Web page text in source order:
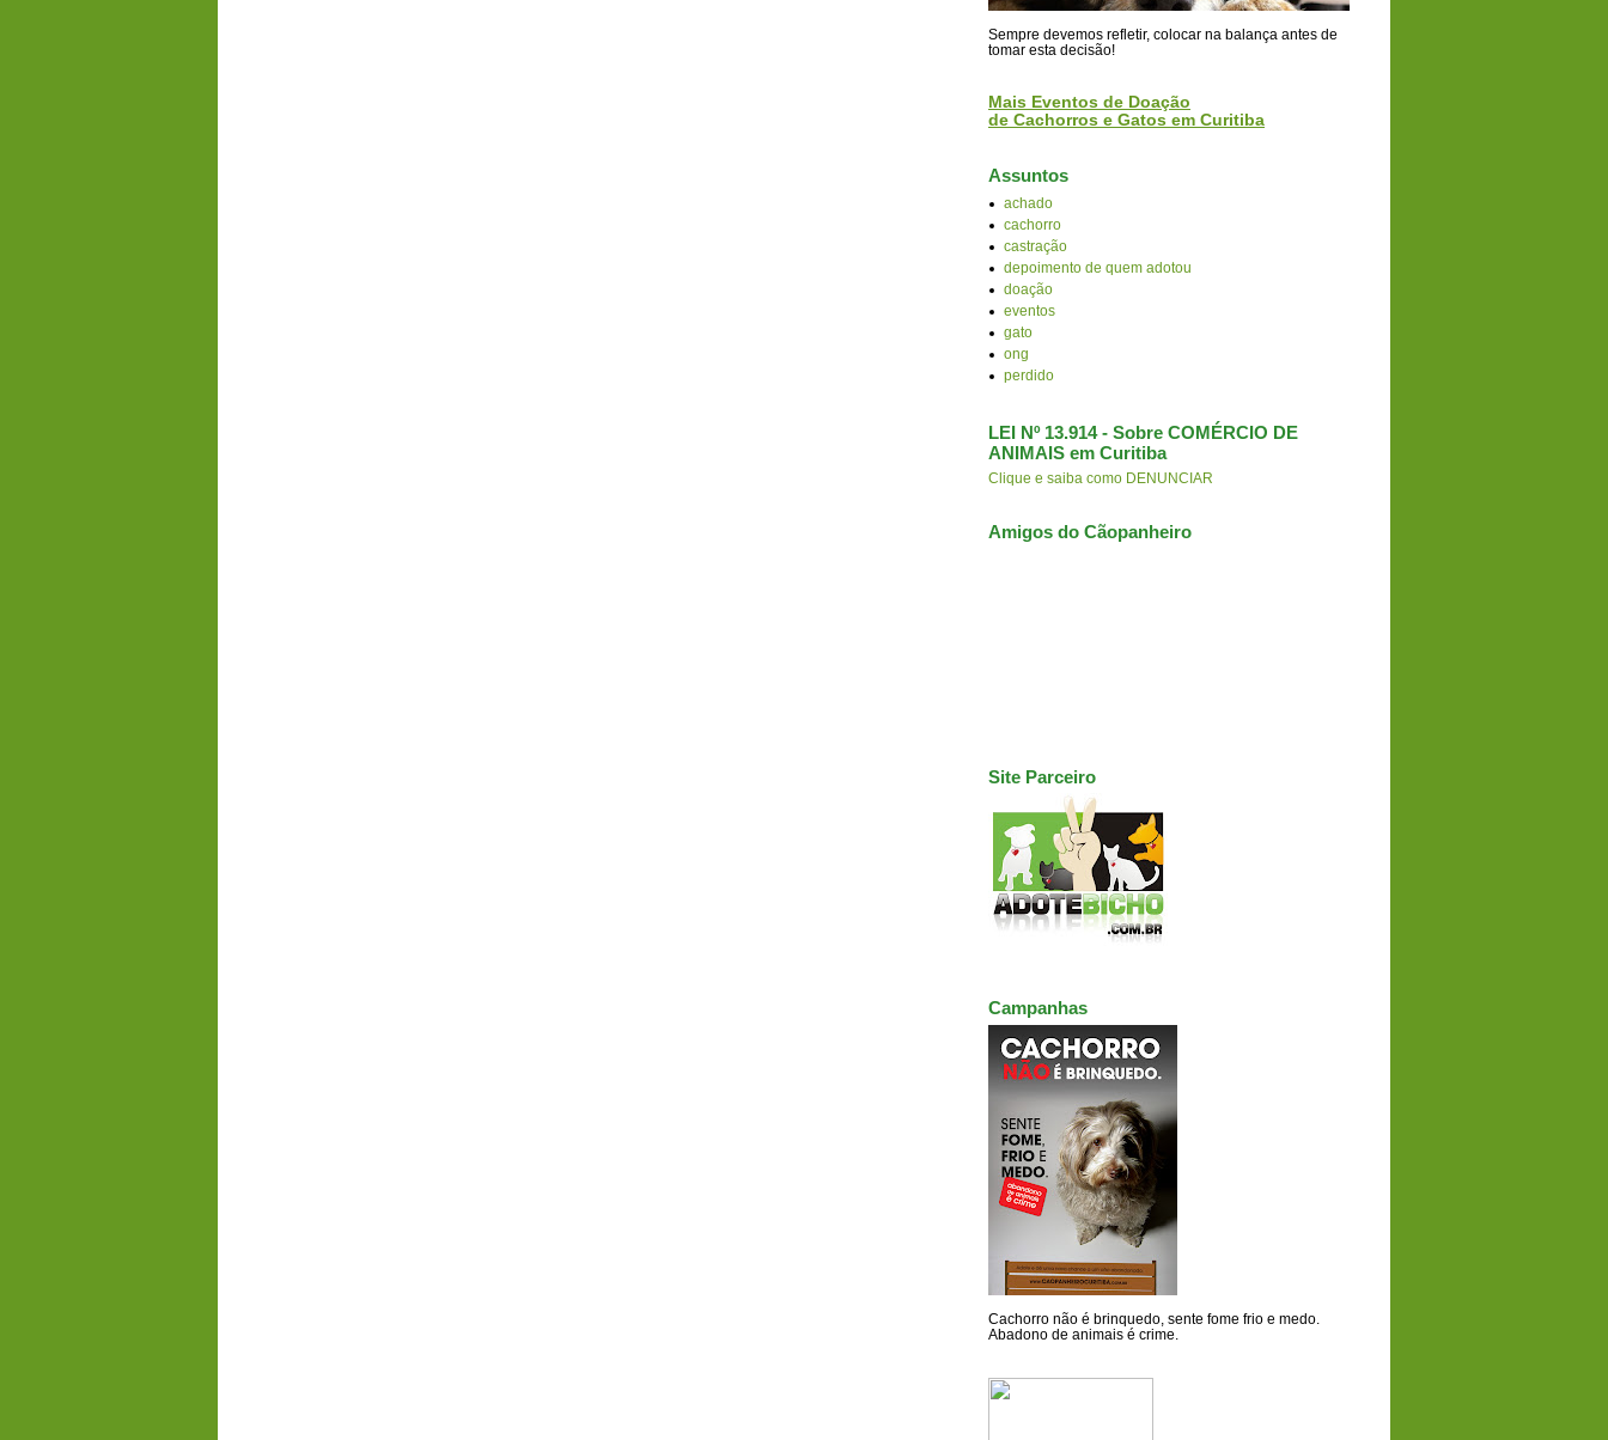
Sempre devemos refletir, colocar na balança antes de
tomar esta decisão!
Mais Eventos de Doação
de Cachorros e Gatos em Curitiba
Assuntos
achado
cachorro
castração
depoimento de quem adotou
doação
eventos
gato
ong
perdido
LEI Nº 13.914 - Sobre COMÉRCIO DE
ANIMAIS em Curitiba
Clique e saiba como DENUNCIAR
Amigos do Cãopanheiro
Site Parceiro
Campanhas
Cachorro não é brinquedo, sente fome frio e medo.
Abadono de animais é crime.